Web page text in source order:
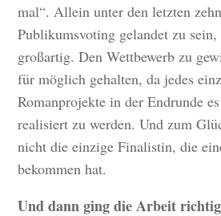
mal“. Allein unter den letzten
Publikumsvoting gelandet zu
großartig. Den Wettbewerb zu
für möglich gehalten, da jedes
Romanprojekte in der Endrunde
realisiert zu werden. Und zum
nicht die einzige Finalistin, die
bekommen hat.
Und dann ging die Arbeit